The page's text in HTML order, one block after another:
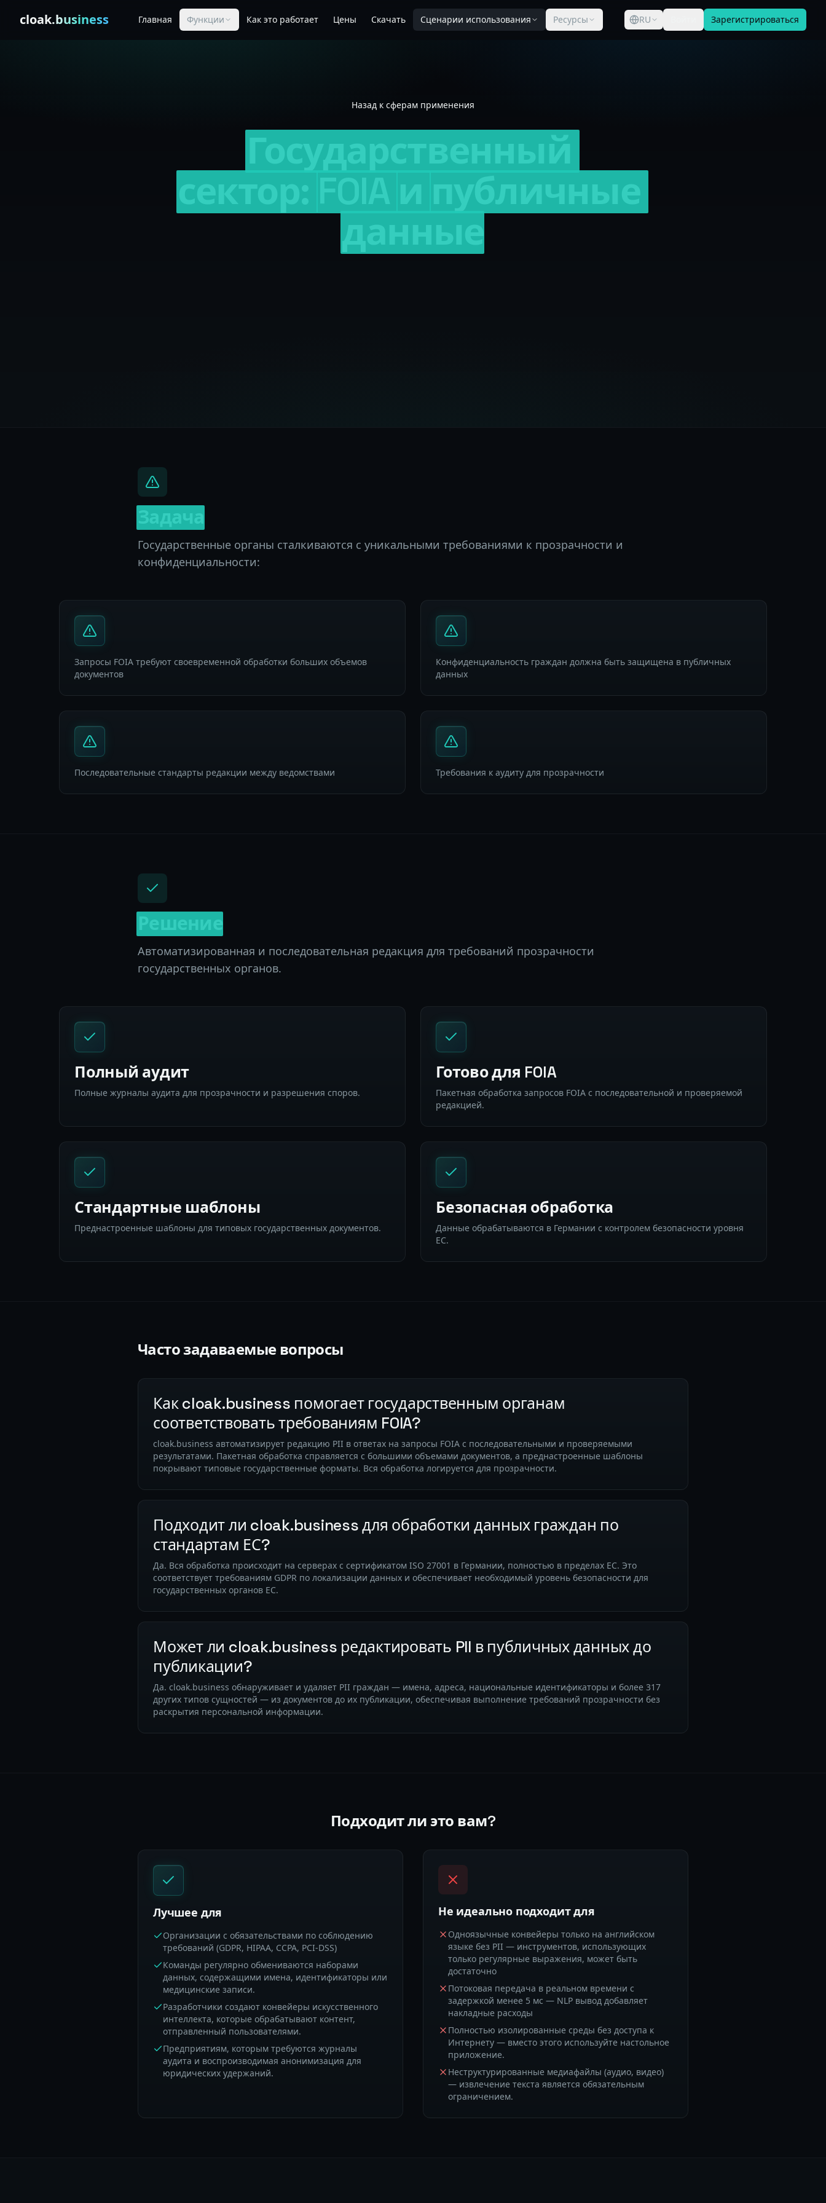
cloak.business Главная Функции Как это работает Цены Скачать Сценарии использования Ресурсы RU Зарегистрироваться
Назад к сферам применения
Государственные органы сталкиваются с уникальными требованиями к прозрачности и
конфиденциальности:
Запросы FOIA требуют своевременной обработки больших объемов
документов
Конфиденциальность граждан должна быть защищена в публичных
данных
Последовательные стандарты редакции между ведомствами Требования к аудиту для прозрачности
Автоматизированная и последовательная редакция для требований прозрачности
государственных органов.
Полный аудит
Полные журналы аудита для прозрачности и разрешения споров.
Готово для FOIA
Пакетная обработка запросов FOIA с последовательной и проверяемой
редакцией.
Стандартные шаблоны
Преднастроенные шаблоны для типовых государственных документов.
Безопасная обработка
Данные обрабатываются в Германии с контролем безопасности уровня
ЕС.
Часто задаваемые вопросы
Как cloak.business помогает государственным органам
соответствовать требованиям FOIA?
cloak.business автоматизирует редакцию PII в ответах на запросы FOIA с последовательными и проверяемыми
результатами. Пакетная обработка справляется с большими объемами документов, а преднастроенные шаблоны
покрывают типовые государственные форматы. Вся обработка логируется для прозрачности.
Подходит ли cloak.business для обработки данных граждан по
стандартам ЕС?
Да. Вся обработка происходит на серверах с сертификатом ISO 27001 в Германии, полностью в пределах ЕС. Это
соответствует требованиям GDPR по локализации данных и обеспечивает необходимый уровень безопасности для
государственных органов ЕС.
Может ли cloak.business редактировать PII в публичных данных до
публикации?
Да. cloak.business обнаруживает и удаляет PII граждан — имена, адреса, национальные идентификаторы и более 317
других типов сущностей — из документов до их публикации, обеспечивая выполнение требований прозрачности без
раскрытия персональной информации.
Подходит ли это вам?
Лучшее для
Организации с обязательствами по соблюдению
требований (GDPR, HIPAA, CCPA, PCI-DSS)
Команды регулярно обмениваются наборами
данных, содержащими имена, идентификаторы или
медицинские записи.
Разработчики создают конвейеры искусственного
интеллекта, которые обрабатывают контент,
отправленный пользователями.
Предприятиям, которым требуются журналы
аудита и воспроизводимая анонимизация для
юридических удержаний.
Не идеально подходит для
Одноязычные конвейеры только на английском
языке без PII — инструментов, использующих
только регулярные выражения, может быть
достаточно
Потоковая передача в реальном времени с
задержкой менее 5 мс — NLP вывод добавляет
накладные расходы
Полностью изолированные среды без доступа к
Интернету — вместо этого используйте настольное
приложение.
Неструктурированные медиафайлы (аудио, видео)
— извлечение текста является обязательным
ограничением.